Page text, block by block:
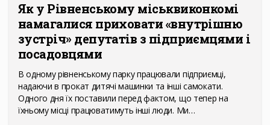
Як у Рівненському міськвиконкомі
намагалися приховати «внутрішню
зустріч» депутатів з підприємцями і
посадовцями
В одному рівненському парку працювали підприємці,
надаючи в прокат дитячі машинки та інші самокати.
Одного дня їх поставили перед фактом, що тепер на
їхньому місці працюватимуть інші люди. Ми…